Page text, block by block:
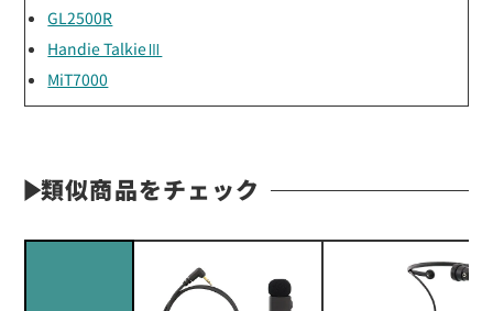
GL2500R
Handie TalkieⅢ
MiT7000
類似商品をチェック